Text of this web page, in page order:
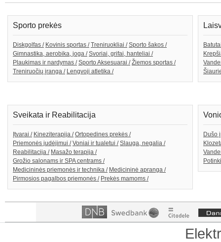
Sporto prekės
Diskgolfas / Kovinis sportas / Treniruokliai / Sporto šakos /
Gimnastika, aerobika, joga / Svoriai, grifai, hanteliai /
Plaukimas ir nardymas / Sporto Aksesuarai / Žiemos sportas /
Treniruočių įranga / Lengvoji atletika /
Sveikata ir Reabilitacija
Įtvarai / Kineziterapija / Ortopedines prekės /
Priemonės judėjimui / Voniai ir tualetui / Slauga, negalia /
Reabilitacija / Masažo terapija /
Grožio salonams ir SPA centrams /
Medicininės priemonės ir technika / Medicininė apranga /
Pirmosios pagalbos priemonės / Prekės mamoms /
Dušo